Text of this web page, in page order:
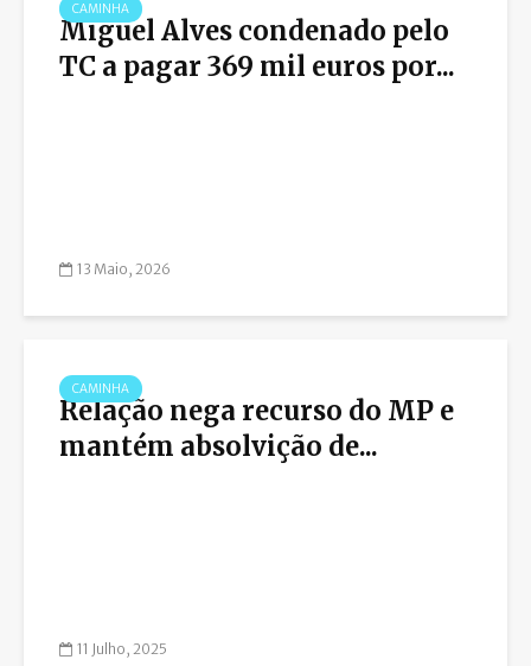
CAMINHA
Miguel Alves condenado pelo
TC a pagar 369 mil euros por...
13 Maio, 2026
CAMINHA
Relação nega recurso do MP e
mantém absolvição de...
11 Julho, 2025